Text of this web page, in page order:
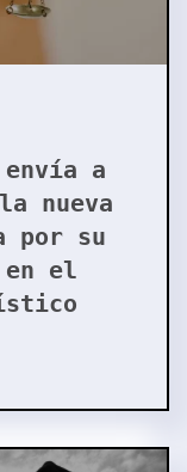
a
nueva
por su
el